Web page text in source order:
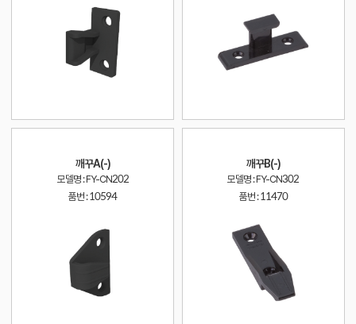
깨꾸A(-)
모델명 : FY-CN202
품번 :10594
깨꾸B(-)
모델명 : FY-CN302
품번 :11470